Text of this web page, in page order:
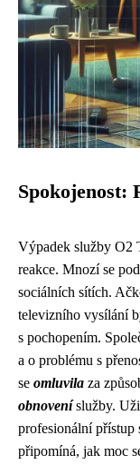
Spokojenost:
Výpadek služby O2
reakce. Mnozí se
sociálních sítích.
televizního vysílání
s pochopením.
a o problému s
se omluvila za
obnoveníslužby.
profesionální přístup
připomíná, jak moc